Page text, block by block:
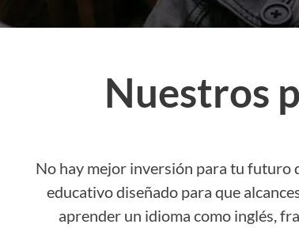
Nuestros
No hay mejor inversión para tu futuro
educativo diseñado para que
aprender un idioma como inglés,